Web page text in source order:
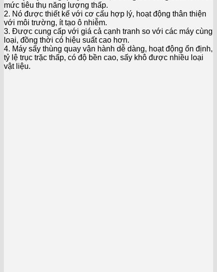
mức tiêu thụ năng lượng thấp.
2. Nó được thiết kế với cơ cấu hợp lý, hoạt động thân thiện
với môi trường, ít tạo ô nhiễm.
3. Được cung cấp với giá cả cạnh tranh so với các máy cùng
loại, đồng thời có hiệu suất cao hơn.
4. Máy sấy thùng quay vận hành dễ dàng, hoạt động ổn định,
tỷ lệ trục trặc thấp, có độ bền cao, sấy khô được nhiều loại
vật liệu.